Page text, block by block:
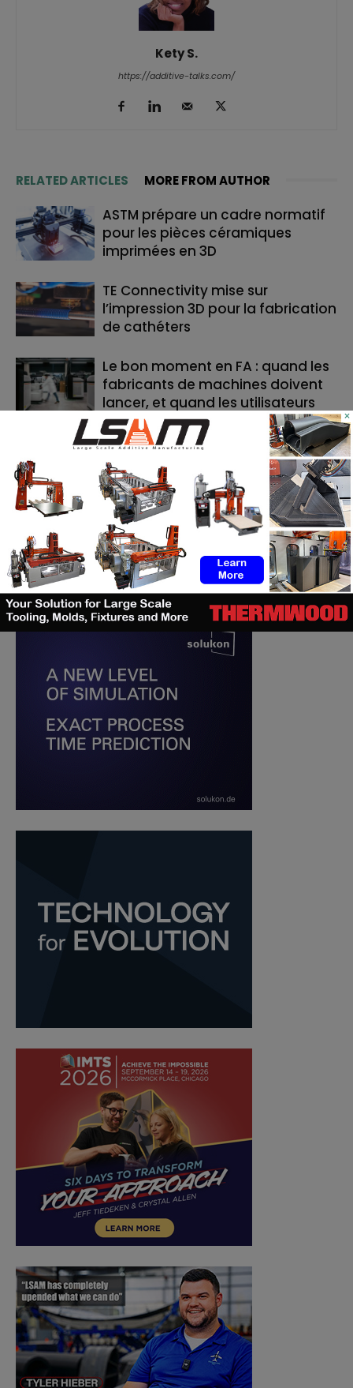
Kety S.
https://additive-talks.com/
RELATED ARTICLES MORE FROM AUTHOR
ASTM prépare un cadre normatif
pour les pièces céramiques
imprimées en 3D
TE Connectivity mise sur
l’impression 3D pour la fabrication
de cathéters
Le bon moment en FA : quand les
fabricants de machines doivent
lancer, et quand les utilisateurs
doivent investir
RECHERCHE
×